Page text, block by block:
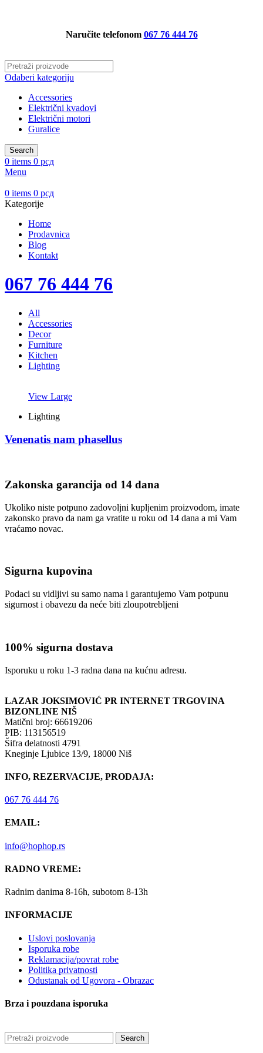
Naručite telefonom 067 76 444 76
Odaberi kategoriju
Accessories
Električni kvadovi
Električni motori
Guralice
Search
0 items 0 рсд
Menu
0 items 0 рсд
Kategorije
Home
Prodavnica
Blog
Kontakt
067 76 444 76
All
Accessories
Decor
Furniture
Kitchen
Lighting
View Large
Lighting
Venenatis nam phasellus
Zakonska garancija od 14 dana
Ukoliko niste potpuno zadovoljni kupljenim proizvodom, imate
zakonsko pravo da nam ga vratite u roku od 14 dana a mi Vam
vraćamo novac.
Sigurna kupovina
Podaci su vidljivi su samo nama i garantujemo Vam potpunu
sigurnost i obavezu da neće biti zloupotrebljeni
100% sigurna dostava
Isporuku u roku 1-3 radna dana na kućnu adresu.
LAZAR JOKSIMOVIĆ PR INTERNET TRGOVINA
BIZONLINE NIŠ
Matični broj: 66619206
PIB: 113156519
Šifra delatnosti 4791
Kneginje Ljubice 13/9, 18000 Niš
INFO, REZERVACIJE, PRODAJA:
067 76 444 76
EMAIL:
info@hophop.rs
RADNO VREME:
Radnim danima 8-16h, subotom 8-13h
INFORMACIJE
Uslovi poslovanja
Isporuka robe
Reklamacija/povrat robe
Politika privatnosti
Odustanak od Ugovora - Obrazac
Brza i pouzdana isporuka
Search